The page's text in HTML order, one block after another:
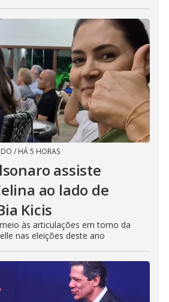
/ HÁ 5 HORAS
assiste
ao lado de
Kicis
às articulações em torno da
nas eleições deste ano